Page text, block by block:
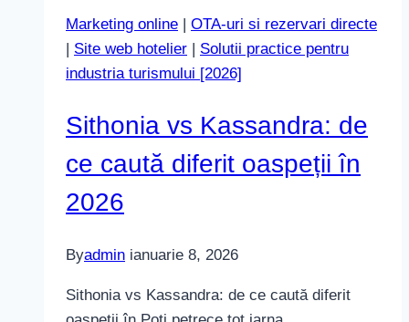
caută
hotelul
tău
Marketing online | OTA-uri si rezervari directe
| Site web hotelier | Solutii practice pentru
industria turismului [2026]
Sithonia vs Kassandra: de
ce caută diferit oaspeții în
2026
Byadmin ianuarie 8, 2026
Sithonia vs Kassandra: de ce caută diferit